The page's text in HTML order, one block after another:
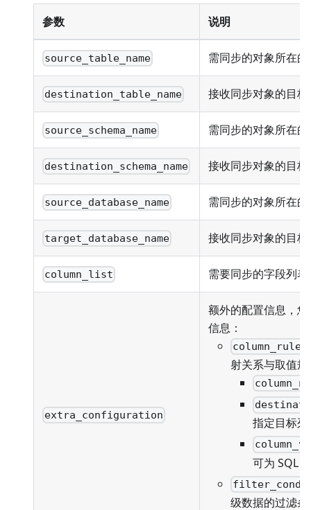
参数 说明
source_table_name 需同步的对象所在
destination_table_name 接收同步对象的目
source_schema_name 需同步的对象所在
destination_schema_name 接收同步对象的目
source_database_name 需同步的对象所在
target_database_name 接收同步对象的目
column_list 需要同步的字段列表
extra_configuration
额外的配置信息，
信息：
column_rules
射关系与取值
指定目标
可为 SQL
级数据的过滤